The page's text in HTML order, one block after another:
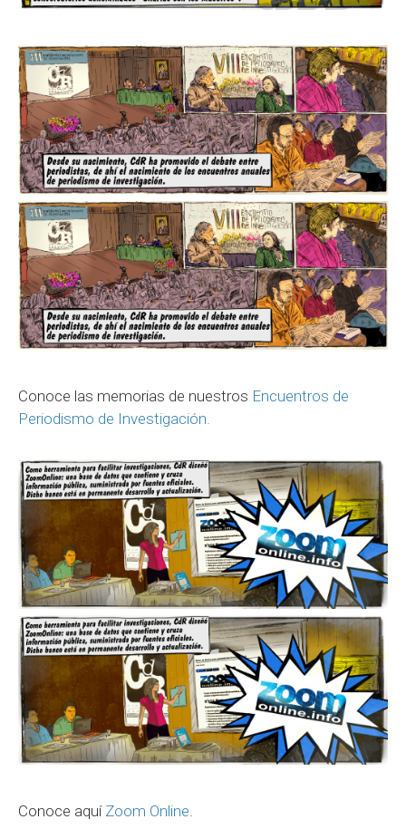
Conoce las memorias de nuestros Encuentros de
Periodismo de Investigación.
Conoce aquí Zoom Online.